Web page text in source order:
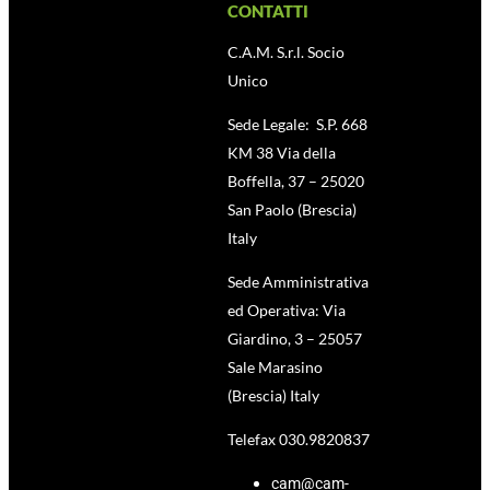
CONTATTI
C.A.M. S.r.l. Socio
Unico
Sede Legale: S.P. 668
KM 38 Via della
Boffella, 37 – 25020
San Paolo (Brescia)
Italy
Sede Amministrativa
ed Operativa: Via
Giardino, 3 – 25057
Sale Marasino
(Brescia) Italy
Telefax 030.9820837
cam@cam-